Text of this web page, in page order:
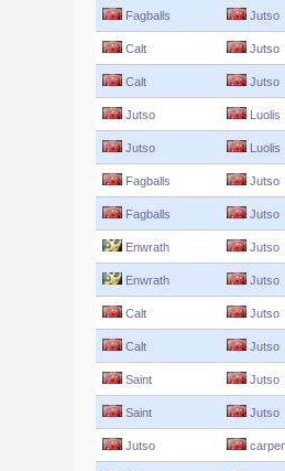
Fagballs Jutso
Calt Jutso
Calt Jutso
Jutso Luolis
Jutso Luolis
Fagballs Jutso
Fagballs Jutso
Enwrath Jutso
Enwrath Jutso
Calt Jutso
Calt Jutso
Saint Jutso
Saint Jutso
Jutso